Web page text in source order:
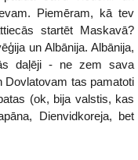
Piemēram, kā tev
startēt Maskavā?
un Albānija. Albānija,
daļēji - ne zem sava
Dovlatovam tas pamatoti
(ok, bija valstis, kas
Dienvidkoreja, bet